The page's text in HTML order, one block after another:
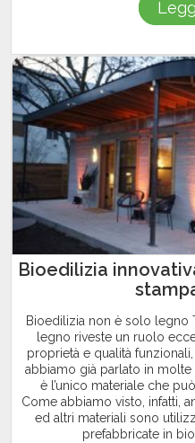
Bioedilizia
Bioedilizia non è solo legno
legno riveste un ruolo
proprietà e qualità
abbiamo già parlato in
è l’unico materiale che
Come abbiamo visto, infatti,
ed altri materiali sono
prefabbricate in